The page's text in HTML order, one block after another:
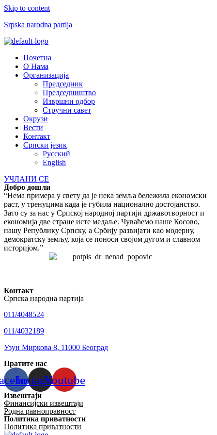
Skip to content
Srpska narodna partija
Menu
Почетна
О Нама
Организација
Председник
Председништво
Извршни одбор
Стручни савет
Окрузи
Вести
Контакт
Српски језик
Русский
English
УЧЛАНИ СЕ
Добро дошли
“Нема примера у свету да је нека земља бележила економски
раст, у тренуцима када је губила национално достојанство.
Зато су за нас у Српској народној партији државотворност и
економија две стране исте медаље. Чуваћемо наше Косово,
нашу Републику Српску, а Србију развијати као модерну,
демократску земљу, која се поноси својом дугом и славном
историјом.”
Контакт
Српска народна партија
011/4048524
011/4032189
Узун Миркова 8, 11000 Београд
Пратите нас
InstagramYoutube
Извештаји
Финансијски извештаји
Родна равноправност
Политика приватности
Политика приватности